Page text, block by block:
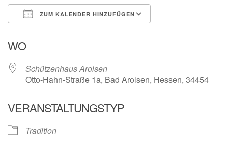
ZUM KALENDER HINZUFÜGEN
WO
Schützenhaus Arolsen
Otto-Hahn-Straße 1a, Bad Arolsen, Hessen, 34454
VERANSTALTUNGSTYP
Tradition